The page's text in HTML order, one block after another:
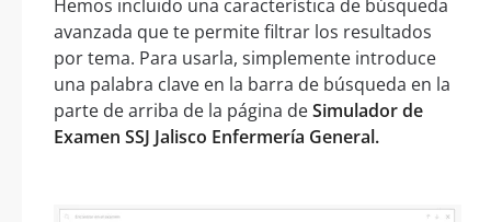
Hemos incluido una característica de búsqueda
avanzada que te permite filtrar los resultados
por tema. Para usarla, simplemente introduce
una palabra clave en la barra de búsqueda en la
parte de arriba de la página deSimulador de
Examen SSJ Jalisco Enfermería General.